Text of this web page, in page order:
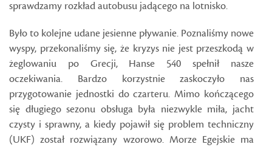
sprawdzamy rozkład autobusu jadącego na lotnisko.
Było to kolejne udane jesienne pływanie. Poznaliśmy nowe
wyspy, przekonaliśmy się, że kryzys nie jest przeszkodą w
żeglowaniu po Grecji, Hanse 540 spełnił nasze
oczekiwania. Bardzo korzystnie zaskoczyło nas
przygotowanie jednostki do czarteru. Mimo kończącego
się długiego sezonu obsługa była niezwykle miła, jacht
czysty i sprawny, a kiedy pojawił się problem techniczny
(UKF) został rozwiązany wzorowo. Morze Egejskie ma